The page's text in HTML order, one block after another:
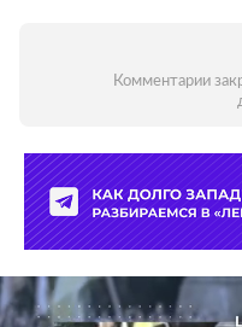
Комментарии